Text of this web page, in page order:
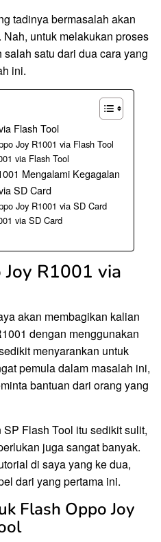
tadinya bermasalah akan
untuk melakukan proses
satu dari dua cara yang
ini.
Flash Tool
Joy R1001 via Flash Tool
via Flash Tool
Mengalami Kegagalan
SD Card
Joy R1001 via SD Card
via SD Card
R1001 via
akan membagikan kalian
dengan menggunakan
menyarankan untuk
pemula dalam masalah ini,
bantuan dari orang yang
Flash Tool itu sedikit sulit,
juga sangat banyak.
di saya yang ke dua,
dari yang pertama ini.
Flash Oppo Joy